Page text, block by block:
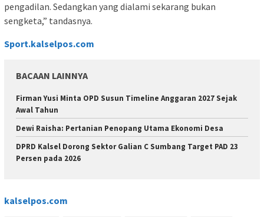
pengadilan. Sedangkan yang dialami sekarang bukan
sengketa,” tandasnya.
Sport.kalselpos.com
BACAAN LAINNYA
Firman Yusi Minta OPD Susun Timeline Anggaran 2027 Sejak
Awal Tahun
Dewi Raisha: Pertanian Penopang Utama Ekonomi Desa
DPRD Kalsel Dorong Sektor Galian C Sumbang Target PAD 23
Persen pada 2026
kalselpos.com